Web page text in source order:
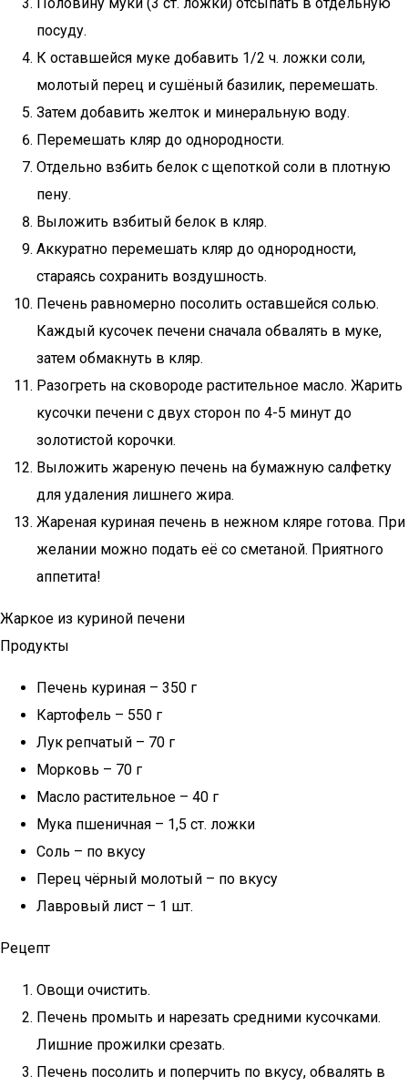
посуду.
К оставшейся муке добавить 1/2 ч. ложки соли,
молотый перец и сушёный базилик, перемешать.
Затем добавить желток и минеральную воду.
Перемешать кляр до однородности.
Отдельно взбить белок с щепоткой соли в плотную
пену.
Выложить взбитый белок в кляр.
Аккуратно перемешать кляр до однородности,
стараясь сохранить воздушность.
Печень равномерно посолить оставшейся солью.
Каждый кусочек печени сначала обвалять в муке,
затем обмакнуть в кляр.
Разогреть на сковороде растительное масло. Жарить
кусочки печени с двух сторон по 4-5 минут до
золотистой корочки.
Выложить жареную печень на бумажную салфетку
для удаления лишнего жира.
Жареная куриная печень в нежном кляре готова. При
желании можно подать её со сметаной. Приятного
аппетита!
Жаркое из куриной печени
Продукты
Печень куриная – 350 г
Картофель – 550 г
Лук репчатый – 70 г
Морковь – 70 г
Масло растительное – 40 г
Мука пшеничная – 1,5 ст. ложки
Соль – по вкусу
Перец чёрный молотый – по вкусу
Лавровый лист – 1 шт.
Рецепт
Овощи очистить.
Печень промыть и нарезать средними кусочками.
Лишние прожилки срезать.
Печень посолить и поперчить по вкусу, обвалять в